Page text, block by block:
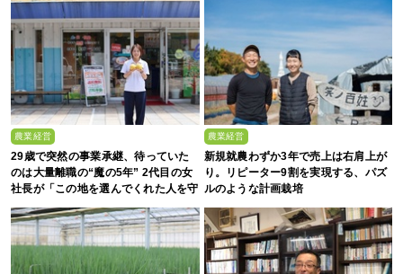
農業経営
29歳で突然の事業承継、待っていた
のは大量離職の“魔の5年” 2代目の女
社長が「この地を選んでくれた人を守
る」と誓った日
農業経営
新規就農わずか3年で売上は右肩上が
り。リピーター9割を実現する、パズ
ルのような計画栽培